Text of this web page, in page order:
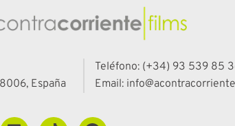
España
Teléfono: (+34) 93 539 85
Email: